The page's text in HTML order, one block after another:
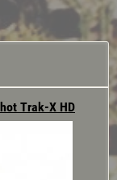
Trak-Х HD